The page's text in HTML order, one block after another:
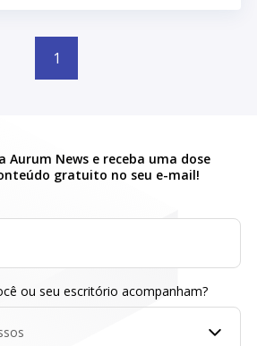
1
Aurum News e receba uma dose
gratuito no seu e-mail!
ou seu escritório acompanham?